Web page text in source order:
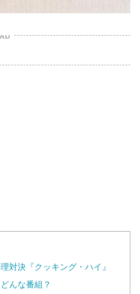
AD
対決『クッキング・ハイ』
んな番組？